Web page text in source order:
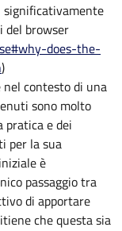
del browser
does-the-
)
nel contesto di una
sono molto
pratica e dei
per la sua
è
passaggio tra
di apportare
che questa sia